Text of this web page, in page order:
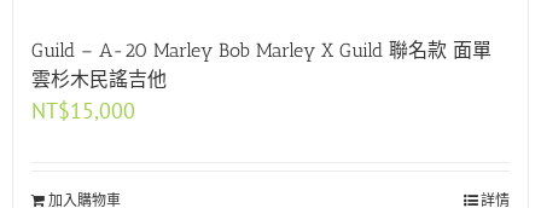
Guild – A-20 Marley Bob Marley X Guild 聯名款 面單
雲杉木民謠吉他
NT$15,000
加入購物車 詳情